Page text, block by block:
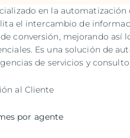
en la
el intercambio de
conversión, mejorando así
Es una solución de
de servicios y
al Cliente
por agente